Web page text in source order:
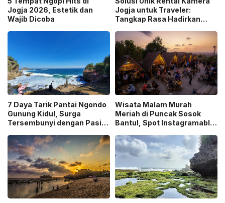
Jogja 2026, Estetik dan
Wajib Dicoba
Jogja untuk Traveler:
Tangkap Rasa Hadirkan
7 Daya Tarik Pantai Ngondo
Gunung Kidul, Surga
Tersembunyi dengan Pasir
Wisata Malam Murah
Meriah di Puncak Sosok
Bantul, Spot Instagramable